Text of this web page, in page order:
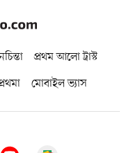
প্রথম আলো ট্রাস্ট
মোবাইল ভ্যাস